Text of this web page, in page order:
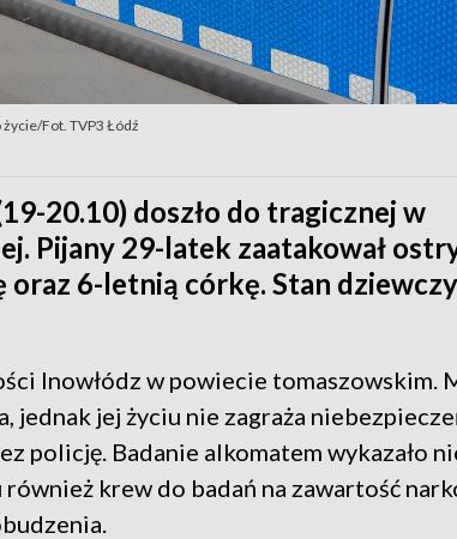
życie/Fot. TVP3 Łódź
20.10) doszło do tragicznej w
Pijany 29-latek zaatakował
6-letnią córkę. Stan
Inowłódz w powiecie tomaszowskim.
jednak jej życiu nie zagraża
policję. Badanie alkomatem wykazało
krew do badań na zawartość